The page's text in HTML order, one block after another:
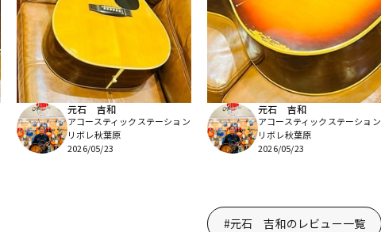
元石 吉和
アコースティックステーション
リボレ秋葉原
2026/05/23
元石 吉和
アコースティックステーション
リボレ秋葉原
2026/05/23
#元石 吉和のレビュー一覧